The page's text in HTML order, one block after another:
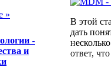
»
-
и
В этой
дать
ответ,